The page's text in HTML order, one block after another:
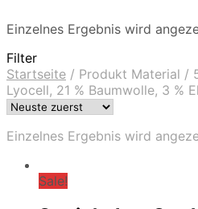
Einzelnes Ergebnis wird
Filter
Startseite / Produkt Material /
Lyocell, 21 % Baumwolle, 3 %
Einzelnes Ergebnis wird
Sale!